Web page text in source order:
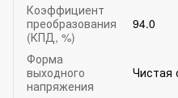
Коэффициент
преобразования
(КПД, %)
94.0
Форма
выходного
напряжения
Чистая